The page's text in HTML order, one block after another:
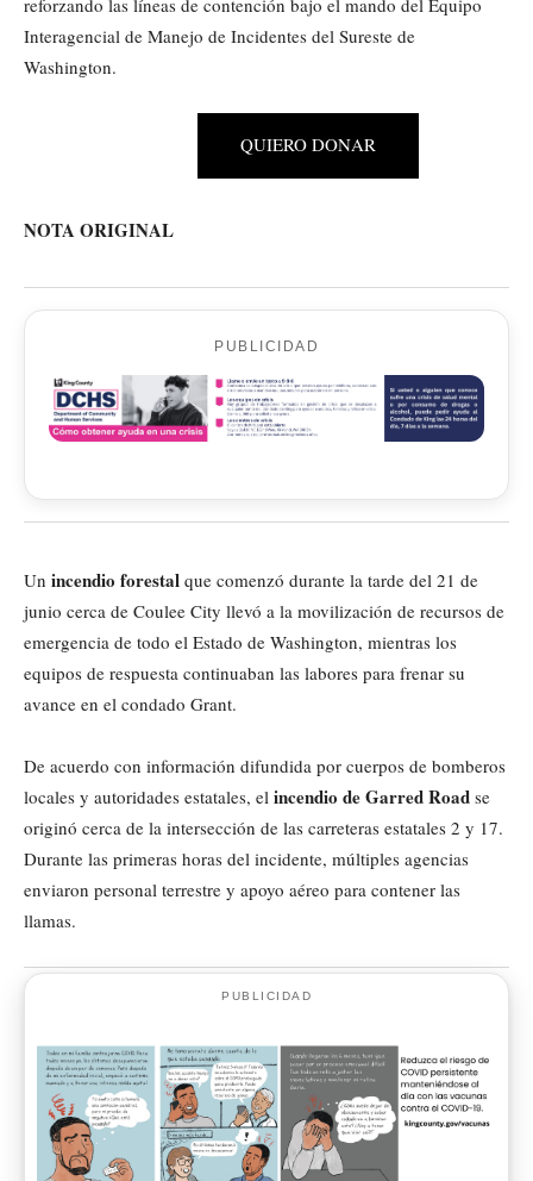
Interagencial de Manejo de Incidentes del Sureste de
Washington.
QUIERO DONAR
NOTA ORIGINAL
PUBLICIDAD
Un incendio forestal que comenzó durante la tarde del 21 de
junio cerca de Coulee City llevó a la movilización de recursos de
emergencia de todo el Estado de Washington, mientras los
equipos de respuesta continuaban las labores para frenar su
avance en el condado Grant.
De acuerdo con información difundida por cuerpos de bomberos
locales y autoridades estatales, el incendio de Garred Road se
originó cerca de la intersección de las carreteras estatales 2 y 17.
Durante las primeras horas del incidente, múltiples agencias
enviaron personal terrestre y apoyo aéreo para contener las
llamas.
PUBLICIDAD